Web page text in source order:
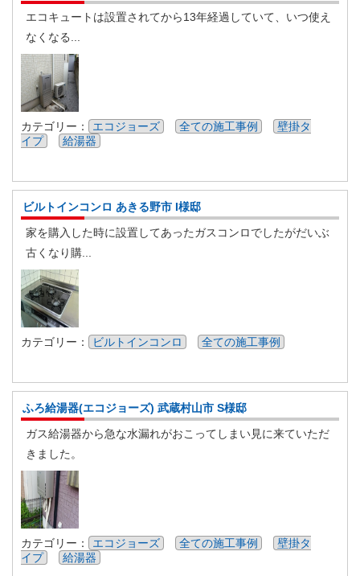
エコキュートは設置されてから13年経過していて、いつ使え
なくなる...
カテゴリー： エコジョーズ 全ての施工事例
壁掛タ
イプ
給湯器
ビルトインコンロ あきる野市 I様邸
家を購入した時に設置してあったガスコンロでしたがだいぶ
古くなり購...
カテゴリー： ビルトインコンロ 全ての施工事例
ふろ給湯器(エコジョーズ) 武蔵村山市 S様邸
ガス給湯器から急な水漏れがおこってしまい見に来ていただ
きました。
カテゴリー： エコジョーズ 全ての施工事例
壁掛タ
イプ
給湯器